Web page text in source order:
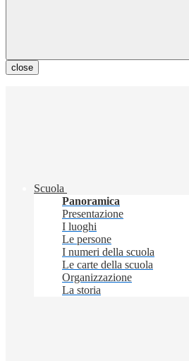
close
Scuola
Panoramica
Presentazione
I luoghi
Le persone
I numeri della scuola
Le carte della scuola
Organizzazione
La storia